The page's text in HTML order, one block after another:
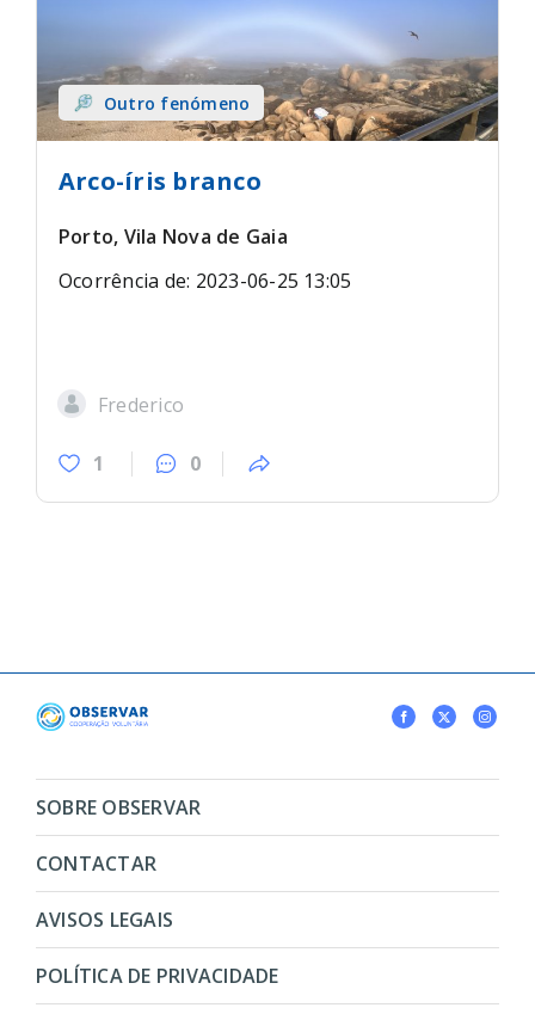
Outro fenómeno
Arco-íris branco
Porto, Vila Nova de Gaia
Ocorrência de: 2023-06-25 13:05
Frederico
1 0
SOBRE OBSERVAR
CONTACTAR
AVISOS LEGAIS
POLÍTICA DE PRIVACIDADE